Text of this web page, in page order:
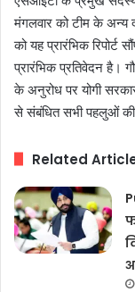
मंगलवार को टीम के
को यह प्रारंभिक रिपोर्ट
प्रारंभिक प्रतिवेदन है।
के अनुरोध पर योगी
से संबंधित सभी पहलुओं
Related